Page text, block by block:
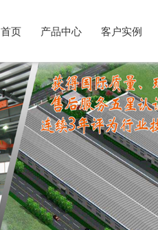
首页 产品中心 客户实例